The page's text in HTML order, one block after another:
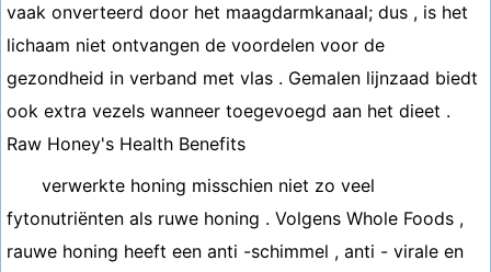
vaak onverteerd door het maagdarmkanaal; dus , is het
lichaam niet ontvangen de voordelen voor de
gezondheid in verband met vlas . Gemalen lijnzaad biedt
ook extra vezels wanneer toegevoegd aan het dieet .
Raw Honey's Health Benefits
verwerkte honing misschien niet zo veel
fytonutriënten als ruwe honing . Volgens Whole Foods ,
rauwe honing heeft een anti -schimmel , anti - virale en